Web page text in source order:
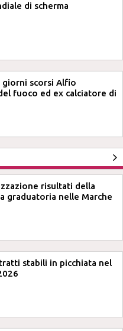
di scherma
giorni scorsi Alfio
fuoco ed ex calciatore di
risultati della
graduatoria nelle Marche
stabili in picchiata nel